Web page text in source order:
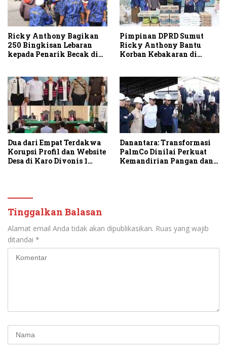
Ricky Anthony Bagikan
250 Bingkisan Lebaran
kepada Penarik Becak di
Pimpinan DPRD Sumut
Ricky Anthony Bantu
Korban Kebakaran di
Dua dari Empat Terdakwa
Korupsi Profil dan Website
Desa di Karo Divonis 1
Danantara: Transformasi
PalmCo Dinilai Perkuat
Kemandirian Pangan dan
Tinggalkan Balasan
Alamat email Anda tidak akan dipublikasikan. Ruas yang wajib
ditandai *